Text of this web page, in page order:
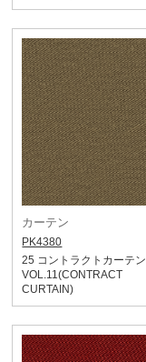
カーテン
PK4380
25 コントラクトカーテン
VOL.11(CONTRACT
CURTAIN)